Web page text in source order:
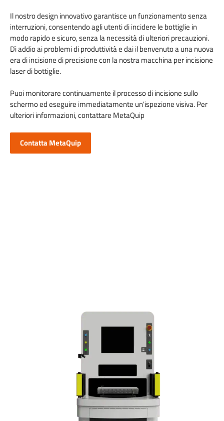
Il nostro design innovativo garantisce un funzionamento senza
interruzioni, consentendo agli utenti di incidere le bottiglie in
modo rapido e sicuro, senza la necessità di ulteriori precauzioni.
Dì addio ai problemi di produttività e dai il benvenuto a una nuova
era di incisione di precisione con la nostra macchina per incisione
laser di bottiglie.
Puoi monitorare continuamente il processo di incisione sullo
schermo ed eseguire immediatamente un'ispezione visiva. Per
ulteriori informazioni, contattare MetaQuip
Contatta MetaQuip